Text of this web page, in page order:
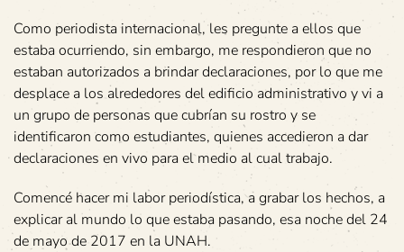
Como periodista internacional, les pregunte a ellos que
estaba ocurriendo, sin embargo, me respondieron que no
estaban autorizados a brindar declaraciones, por lo que me
desplace a los alrededores del edificio administrativo y vi a
un grupo de personas que cubrían su rostro y se
identificaron como estudiantes, quienes accedieron a dar
declaraciones en vivo para el medio al cual trabajo.
Comencé hacer mi labor periodística, a grabar los hechos, a
explicar al mundo lo que estaba pasando, esa noche del 24
de mayo de 2017 en la UNAH.